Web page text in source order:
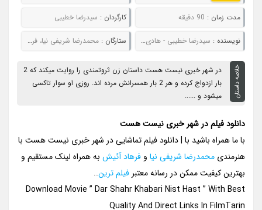
مدت زمان : 90 دقیقه کارگردان : سیدرضا خطیبی
نويسنده : سیدرضا خطیبی - هادی حسین نژاد ستارگان : محمدرضا شریفی‌ نیا، فرهاد آئیش، افسانه بایگان، مرتضی ضرابی
خلاصه داستان
در شهر خبری نیست هست داستان زن ثروتمندی را روایت میکند که 2
بار ازدواج کرده و هر 2 بار همسرانش مرده اند. روزی او سوار تاکسی
میشود و ......
دانلود فیلم در شهر خبری نیست هست
با ما همراه باشید با | دانلود فیلم تماشایی در شهر خبری نیست هست با
هنرمندیمحمدرضا شریفی نیا وفرهاد آئیش به همراه لینک مستقیم و
بهترین کیفیت ممکن در رسانه معتبرفیلم ترین..
Download Movie ” Dar Shahr Khabari Nist Hast ” With Best
Quality And Direct Links In FilmTarin